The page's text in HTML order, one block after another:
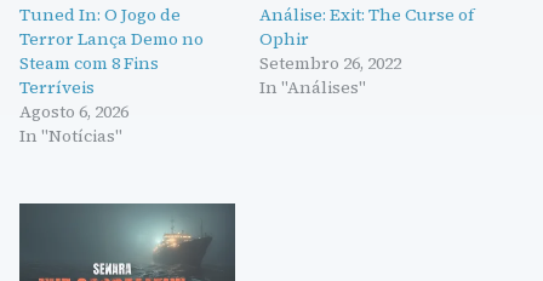
Tuned In: O Jogo de
Terror Lança Demo no
Steam com 8 Fins
Terríveis
Agosto 6, 2026
In "Notícias"
Análise: Exit: The Curse of
Ophir
Setembro 26, 2022
In "Análises"